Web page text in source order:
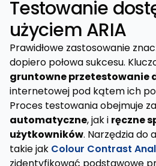
Testowanie
użyciem ARIA
Prawidłowe zastosowanie
dopiero połowa sukcesu.
gruntowne przetestowanie
internetowej pod kątem ich
Proces testowania obejmuje
automatyczne, jak i ręczne
użytkowników. Narzędzia do
takie jak Colour Contrast